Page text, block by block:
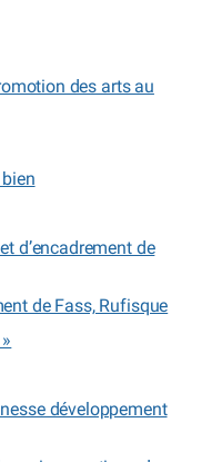
des arts au
d’encadrement de
de Fass, Rufisque
développement